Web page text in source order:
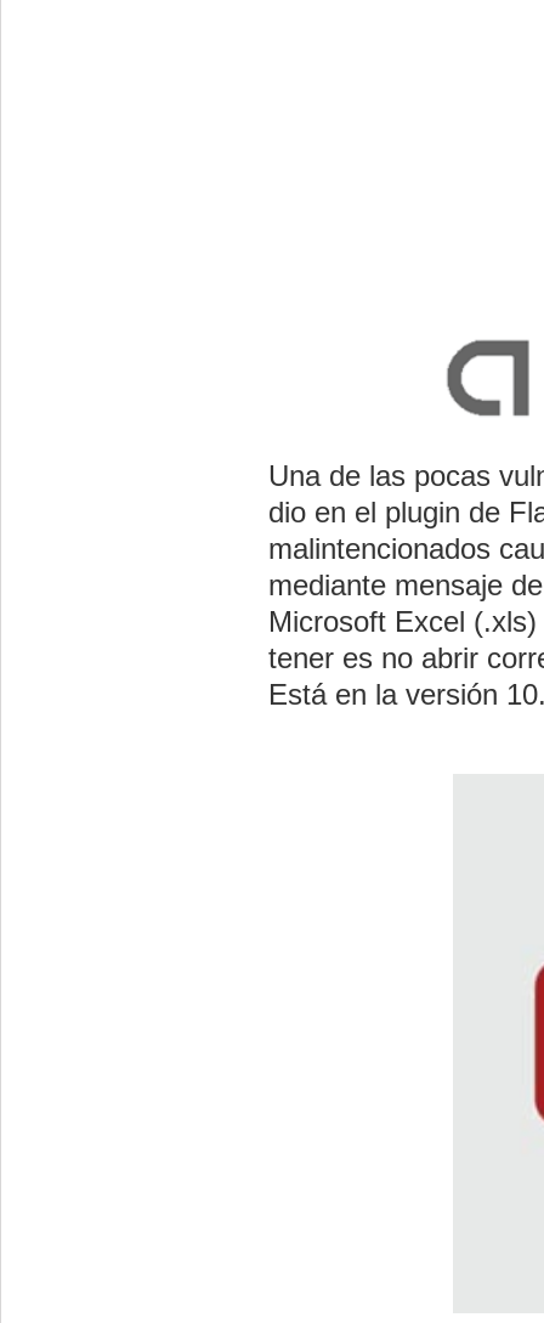
Una de las pocas
dio en el plugin de
malintencionados
mediante mensaje
Microsoft Excel
tener es no abrir
Está en la versión